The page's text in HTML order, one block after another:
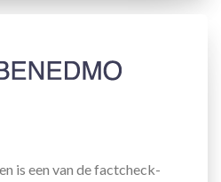
is een van de factcheck-